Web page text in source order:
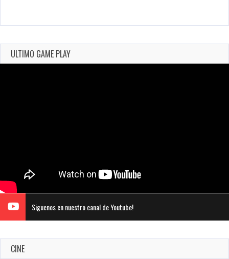
ULTIMO GAME PLAY
Siguenos en nuestro canal de Youtube!
CINE